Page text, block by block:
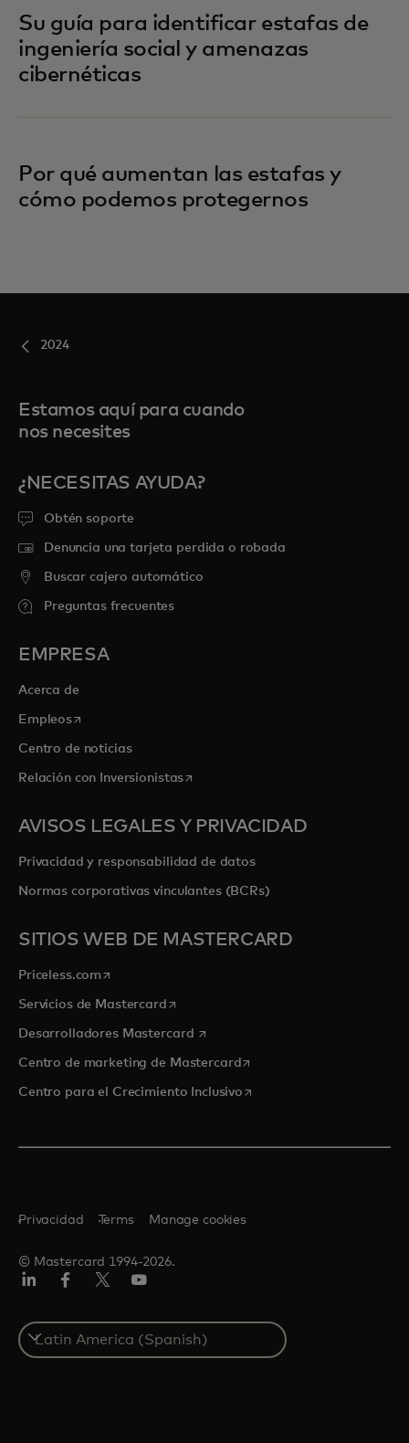
Su guía para identificar estafas de
ingeniería social y amenazas
cibernéticas
Por qué aumentan las estafas y
cómo podemos protegernos
2024
Estamos aquí para cuando
nos necesites
¿NECESITAS AYUDA?
Obtén soporte
Denuncia una tarjeta perdida o robada
Buscar cajero automático
Preguntas frecuentes
EMPRESA
Acerca de
Empleosse abre en una pestaña nueva
Centro de noticias
Relación con Inversionistasse abre en una pestaña nueva
AVISOS LEGALES Y PRIVACIDAD
Privacidad y responsabilidad de datos
Normas corporativas vinculantes (BCRs)
SITIOS WEB DE MASTERCARD
Priceless.com se abre en una pestaña nueva
Servicios de Mastercardse abre en una pestaña nueva
Desarrolladores Mastercard se abre en una pestaña nueva
Centro de marketing de Mastercardse abre en una pestaña
Centro para el Crecimiento Inclusivose abre en una pestaña
© Mastercard 1994-2026.
Privacidad Terms Manage cookies
Select
a
country